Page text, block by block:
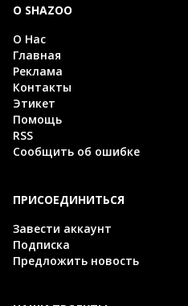
О SHAZOO
О Нас
Главная
Реклама
Контакты
Этикет
Помощь
RSS
Сообщить об ошибке
ПРИСОЕДИНИТЬСЯ
Завести аккаунт
Подписка
Предложить новость